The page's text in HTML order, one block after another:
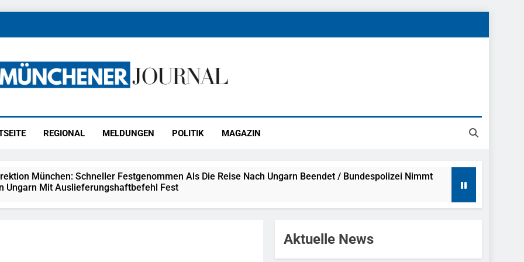
REGIONAL MELDUNGEN POLITIK MAGAZIN
München: Schneller Festgenommen Als Die Reise Nach Ungarn Beendet / Bundespolizei Nimmt
Ungarn Mit Auslieferungshaftbefehl Fest
Aktuelle News